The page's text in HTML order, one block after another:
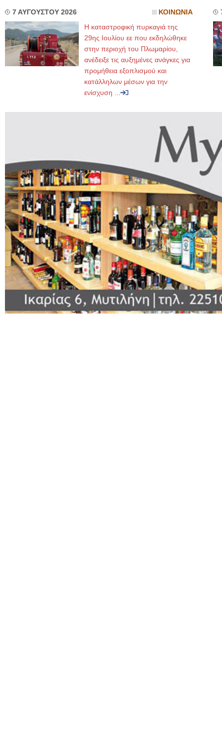
7 ΑΥΓΟΥΣΤΟΥ 2026 ΚΟΙΝΩΝΙΑ
Η καταστροφική πυρκαγιά της
29ης Ιουλίου εε που εκδηλώθηκε
στην περιοχή του Πλωμαρίου,
ανέδειξε τις αυξημένες ανάγκες για
προμήθεια εξοπλισμού και
κατάλληλων μέσων για την
ενίσχυση ...